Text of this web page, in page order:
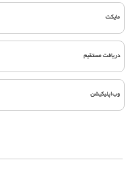
مایکت
دریافت مستقیم
وب‌اپلیکیشن